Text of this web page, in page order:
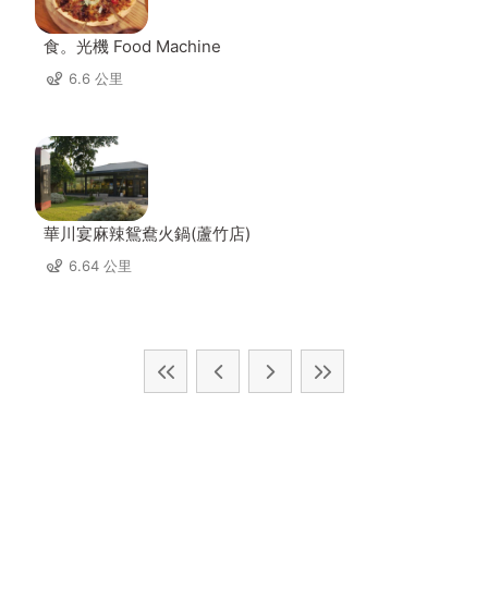
食。光機 Food Machine
6.6 公里
華川宴麻辣鴛鴦火鍋(蘆竹店)
6.64 公里